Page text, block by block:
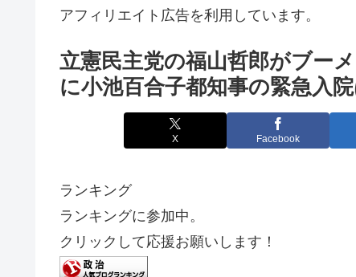
アフィリエイト広告を利用しています。
立憲民主党の福山哲郎がブー
に小池百合子都知事の緊急入
X Facebook
ランキング
ランキングに参加中。
クリックして応援お願いします！